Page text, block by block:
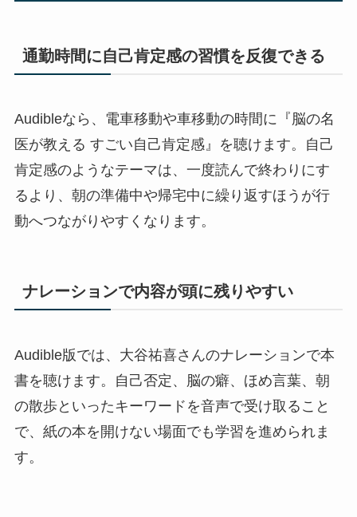
通勤時間に自己肯定感の習慣を反復できる
Audibleなら、電車移動や車移動の時間に『脳の名
医が教える すごい自己肯定感』を聴けます。自己
肯定感のようなテーマは、一度読んで終わりにす
るより、朝の準備中や帰宅中に繰り返すほうが行
動へつながりやすくなります。
ナレーションで内容が頭に残りやすい
Audible版では、大谷祐喜さんのナレーションで本
書を聴けます。自己否定、脳の癖、ほめ言葉、朝
の散歩といったキーワードを音声で受け取ること
で、紙の本を開けない場面でも学習を進められま
す。